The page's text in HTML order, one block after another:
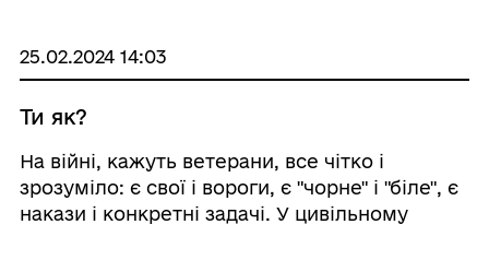
25.02.2024 14:03
Ти як?
На війні, кажуть ветерани, все чітко і
зрозуміло: є свої і вороги, є "чорне" і "біле", є
накази і конкретні задачі. У цивільному